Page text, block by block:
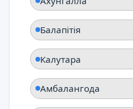
Балапітія
Калутара
Амбалангода